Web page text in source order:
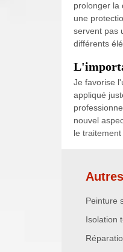
prolonger la
une
servent pas
différents
Je favorise
appliqué
nouvel
le
Peinture
Isolation